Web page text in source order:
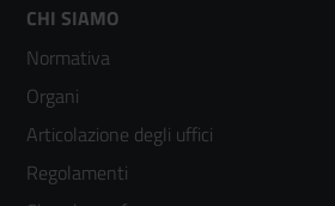
Footer
menù
colonna
3
CHI SIAMO
Normativa
Organi
Articolazione degli uffici
Regolamenti